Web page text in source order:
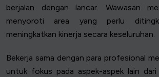
berjalan dengan lancar. Wawasan
menyoroti area yang perlu
meningkatkan kinerja secara keseluruhan.
Bekerja sama dengan para profesional
untuk fokus pada aspek-aspek lain